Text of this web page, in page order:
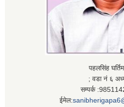
पहलसिंह
; वडा नं ६
सम्पर्क
ईमेल: